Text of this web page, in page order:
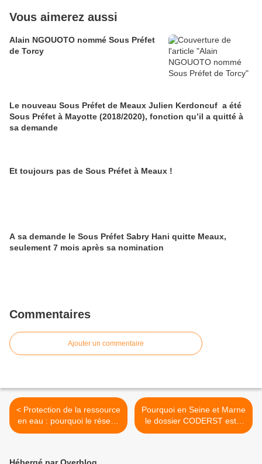
Vous aimerez aussi
Alain NGOUOTO nommé Sous Préfet
de Torcy
Le nouveau Sous Préfet de Meaux Julien Kerdoncuf a été
Sous Préfet à Mayotte (2018/2020), fonction qu’il a quitté à
sa demande
Et toujours pas de Sous Préfet à Meaux !
A sa demande le Sous Préfet Sabry Hani quitte Meaux,
seulement 7 mois après sa nomination
Commentaires
Ajouter un commentaire
< Protection de la ressource
en eau : pourquoi le réseau
départemental de
Pourquoi en Seine et Marne
le dossier CODERST est-il
vide ? >